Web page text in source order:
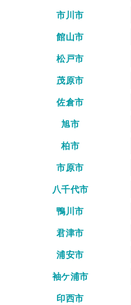
市川市
館山市
松戸市
茂原市
佐倉市
旭市
柏市
市原市
八千代市
鴨川市
君津市
浦安市
袖ケ浦市
印西市